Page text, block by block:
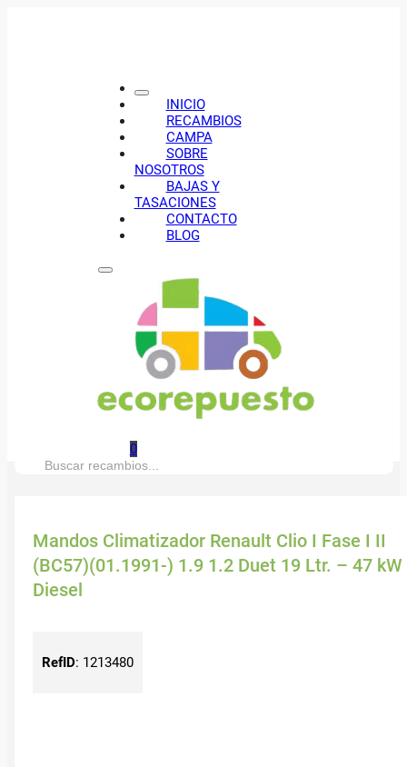
INICIO
RECAMBIOS
CAMPA
SOBRE
NOSOTROS
BAJAS Y
TASACIONES
CONTACTO
BLOG
0
Buscar:
Mandos Climatizador Renault Clio I Fase I II
(BC57)(01.1991-) 1.9 1.2 Duet 19 Ltr. – 47 kW
Diesel
RefID: 1213480